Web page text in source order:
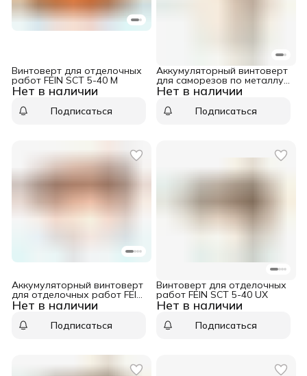
Нет в наличии
Винтоверт для отделочных
работ FEIN SCT 5-40 М
Подписаться
Нет в наличии
Аккумуляторный винтоверт
для саморезов по металлу
FEIN ASCS 6.3 Select
Подписаться
Нет в наличии
Аккумуляторный винтоверт
для отделочных работ FEIN
ASCT 18 M Select
Подписаться
Нет в наличии
Винтоверт для отделочных
работ FEIN SCT 5-40 UX
Подписаться